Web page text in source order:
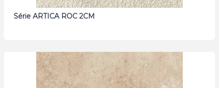
Série ARTICA ROC 2CM